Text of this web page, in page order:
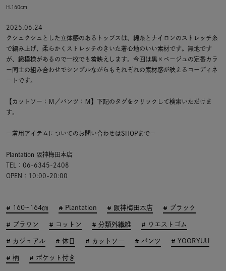
H.160cm
2025.06.24
クシュクシュとした立体感のあるトップスは、綿糸とナイロンのストレッチ糸
で編み上げ、柔らかくストレッチのきいた着心地のいい素材です。無地です
が、織模様があるので一枚でも着映えします。今回は黒×ベージュの定番カラ
ー同士の組み合わせでシンプルながらもそれぞれの素材感が映えるコーディネ
ートです。
【カットソー：Ｍ／パンツ：Ｍ】下記のタグをクリックして検索いただけま
す。
ー着用アイテムについてのお問い合わせはSHOPまでー
Plantation 阪神梅田本店
TEL：06-6345-2408
OPEN：10:00-20:00
160~164㎝ Plantation 阪神梅田本店 ブラック
ブラウン コットン 分類外繊維 ウエストゴム
カジュアル 休日 カットソー パンツ YOORYUU
柄 ポケット付き